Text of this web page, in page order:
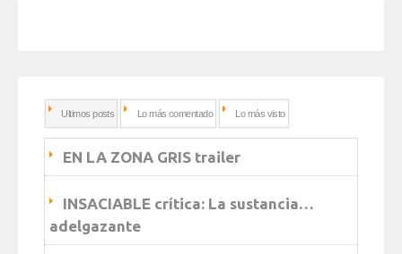
Ultimos posts Lo más comentado Lo más visto
EN LA ZONA GRIS trailer
INSACIABLE crítica: La sustancia…
adelgazante